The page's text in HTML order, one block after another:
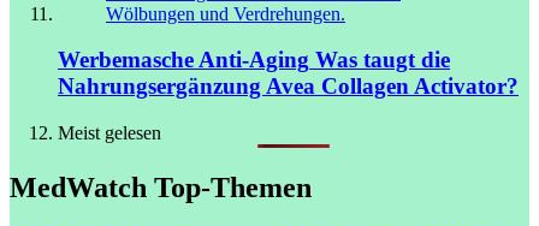
Werbemasche Anti-Aging Was taugt die
Nahrungsergänzung Avea Collagen Activator?
Meist gelesen
MedWatch Top-Themen